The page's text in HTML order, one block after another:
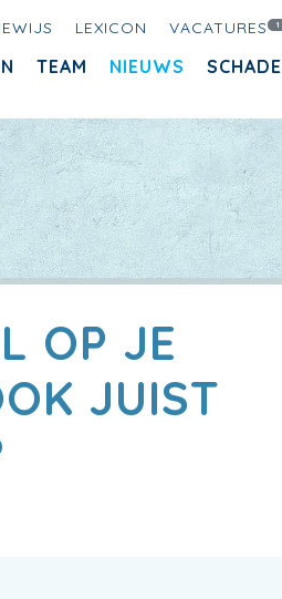
LEXICON VACATURES 1
TEAM NIEUWS SCHADE
OP JE
JUIST